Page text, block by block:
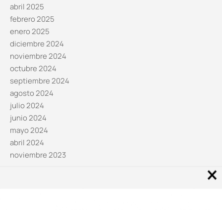
abril 2025
febrero 2025
enero 2025
diciembre 2024
noviembre 2024
octubre 2024
septiembre 2024
agosto 2024
julio 2024
junio 2024
mayo 2024
abril 2024
noviembre 2023